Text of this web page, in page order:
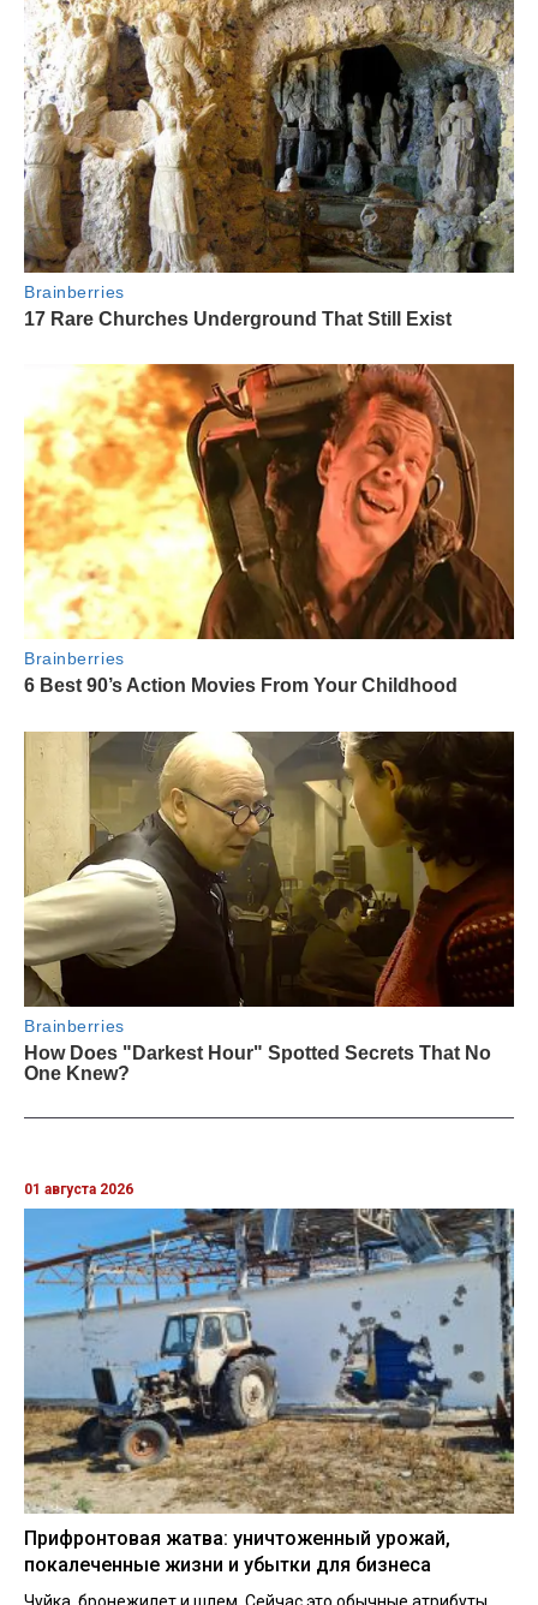
01 августа 2026
Прифронтовая жатва: уничтоженный урожай,
покалеченные жизни и убытки для бизнеса
Чуйка, бронежилет и шлем. Сейчас это обычные атрибуты